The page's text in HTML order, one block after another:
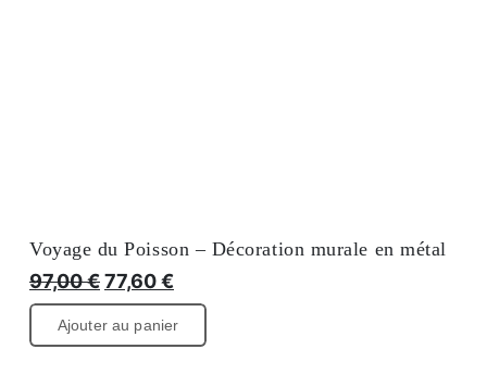
Voyage du Poisson – Décoration murale en métal
Prix
initial
97,00€Le
prix
actuel
77,60€
Ajouter au panier